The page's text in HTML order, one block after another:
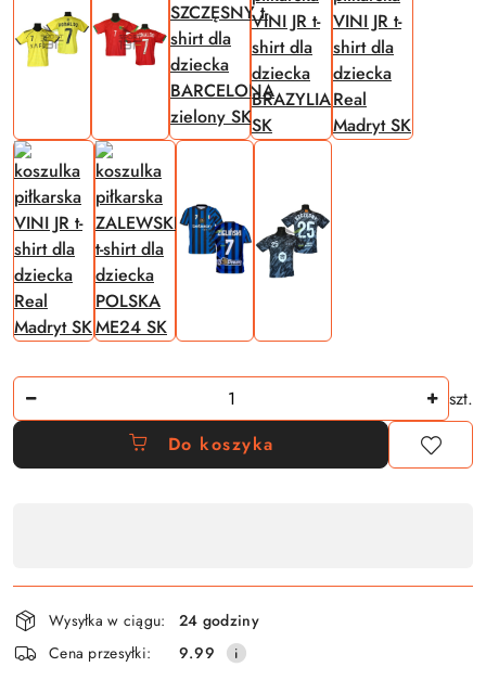
Ilość
szt.
Do koszyka
płatność
i
dostawa
Wysyłka w ciągu:
24 godziny
Cena przesyłki:
9.99